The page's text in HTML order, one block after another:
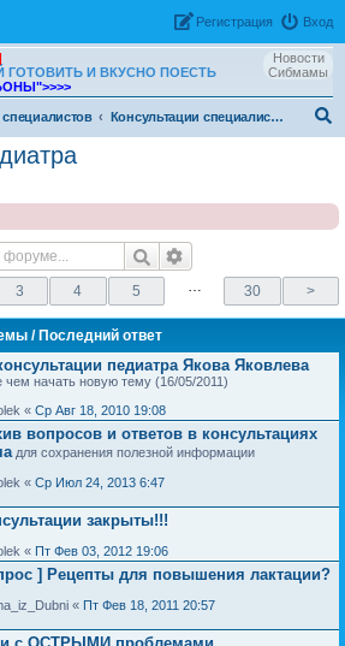
Вход
Рeгиcтpaция
Новости
Сибмамы
И ВКУСНО ПОЕСТЬ
>>>>
Консультации специалистов. Архив
3 4 5 … 30 >
/ Последний ответ
педиатра Якова Яковлева
чем начать новую тему (16/05/2011)
« Ср Авг 18, 2010 19:08
вопросов и ответов в консультациях
для сохранения полезной информации
« Ср Июл 24, 2013 6:47
закрыты!!!
« Пт Фев 03, 2012 19:06
] Рецепты для повышения лактации?
« Пт Фев 18, 2011 20:57